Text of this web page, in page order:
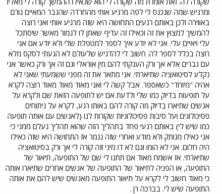
ומרגיש שמה שנכנס לי לפה מרגיע אותי מהחרדה שהגבר המאיים גורם
באווירה ולכן באותם רגעים התחושה היא שזה מרגיע אותי ואני רוצה
להמשיך למצוץ את זה וכאילו זה עדיף שאתן לו לגמור מאשר שיסתכל
עלי ויאיים עלי. אני לא יודע איך לספר למטפלת שלי ולא יודע אם אני
רוצה בכלל לספר לה. חשוב לי להדגיש שלעולם לא הגעתי לסקס מלא
עם גברים אלא אך ורק הענקתי להם מין אוראלי וגם זה אך ורק כאשר אני
נקלע לסיטואציה שתיארתי. אני מתאר את זה מפני ששמעתי שאני לא
אהיה "מיוחד" כשאספר. אבל קשה לי ואני מאוד מאוד מאוד רוצה לקרא
על תופעות בדיוק כמו שלי ולדעת אם יש לתופעה הזאת שם ולקרא על
אנשים שתיארו בדיוק מה קורה להם באותו רגע, לקרא על ניתוחים
פסיכולוגים ועל סיבות פסיכולוגיות שקורות לנו (לאנשים עם אותה תופעה
כמו שיש לי) באותם רגעי פחד בתהליך הזה שהוא תהליך נעלם ממני כי
אני כאילו מנותק ולא מודע ואחרי שזה נגמר אז התחושה היא שזה כאילו
היה חלום. אני לא הומו וגם לא דו מיני וזה קורה לי אך ורק בסיטואציה
שתיארתי. אז אשמח מאוד אם תתנו לי שם של התופעה, תיאור של
התופעה, או הפניה לתיאור של התופעה של אנשים אחרים שתיארו אותה
כי מאוד חשוב לי לקרא על תיאור התופעה מאנשים שיש להם את אותה
התופעה שיש לי. בברכה רן .